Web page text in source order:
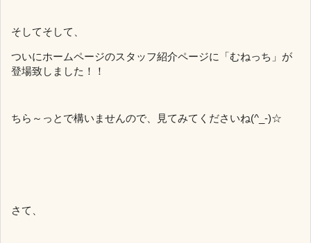
そしてそして、
ついにホームページのスタッフ紹介ページに「むねっち」が
登場致しました！！
ちら～っとで構いませんので、見てみてくださいね(^_-)☆
さて、